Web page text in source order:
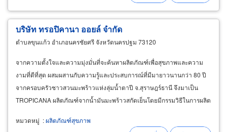
บริษัท ทรอปิคานา ออยล์ จำกัด
ตำบลขุนแก้ว อำเภอนครชัยศรี จังหวัดนครปฐม 73120
จากความตั้งใจและความมุ่งมั่นที่จะค้นหาผลิตภัณฑ์เพื่อสุขภาพและความ
งามที่ดีที่สุด ผสมผสานกับความรู้และประสบการณ์ที่มีมายาวนานกว่า 80 ปี
จากครอบครัวชาวสวนมะพร้าวแห่งลุ่มน้ำตาปี จ.สุราษฎร์ธานี จึงมาเป็น
TROPICANA ผลิตภัณฑ์จากน้ำมันมะพร้าวสกัดเย็นโดยมีกรรมวิธีในการผลิต
หมวดหมู่ :ผลิตภัณฑ์สุขภาพ